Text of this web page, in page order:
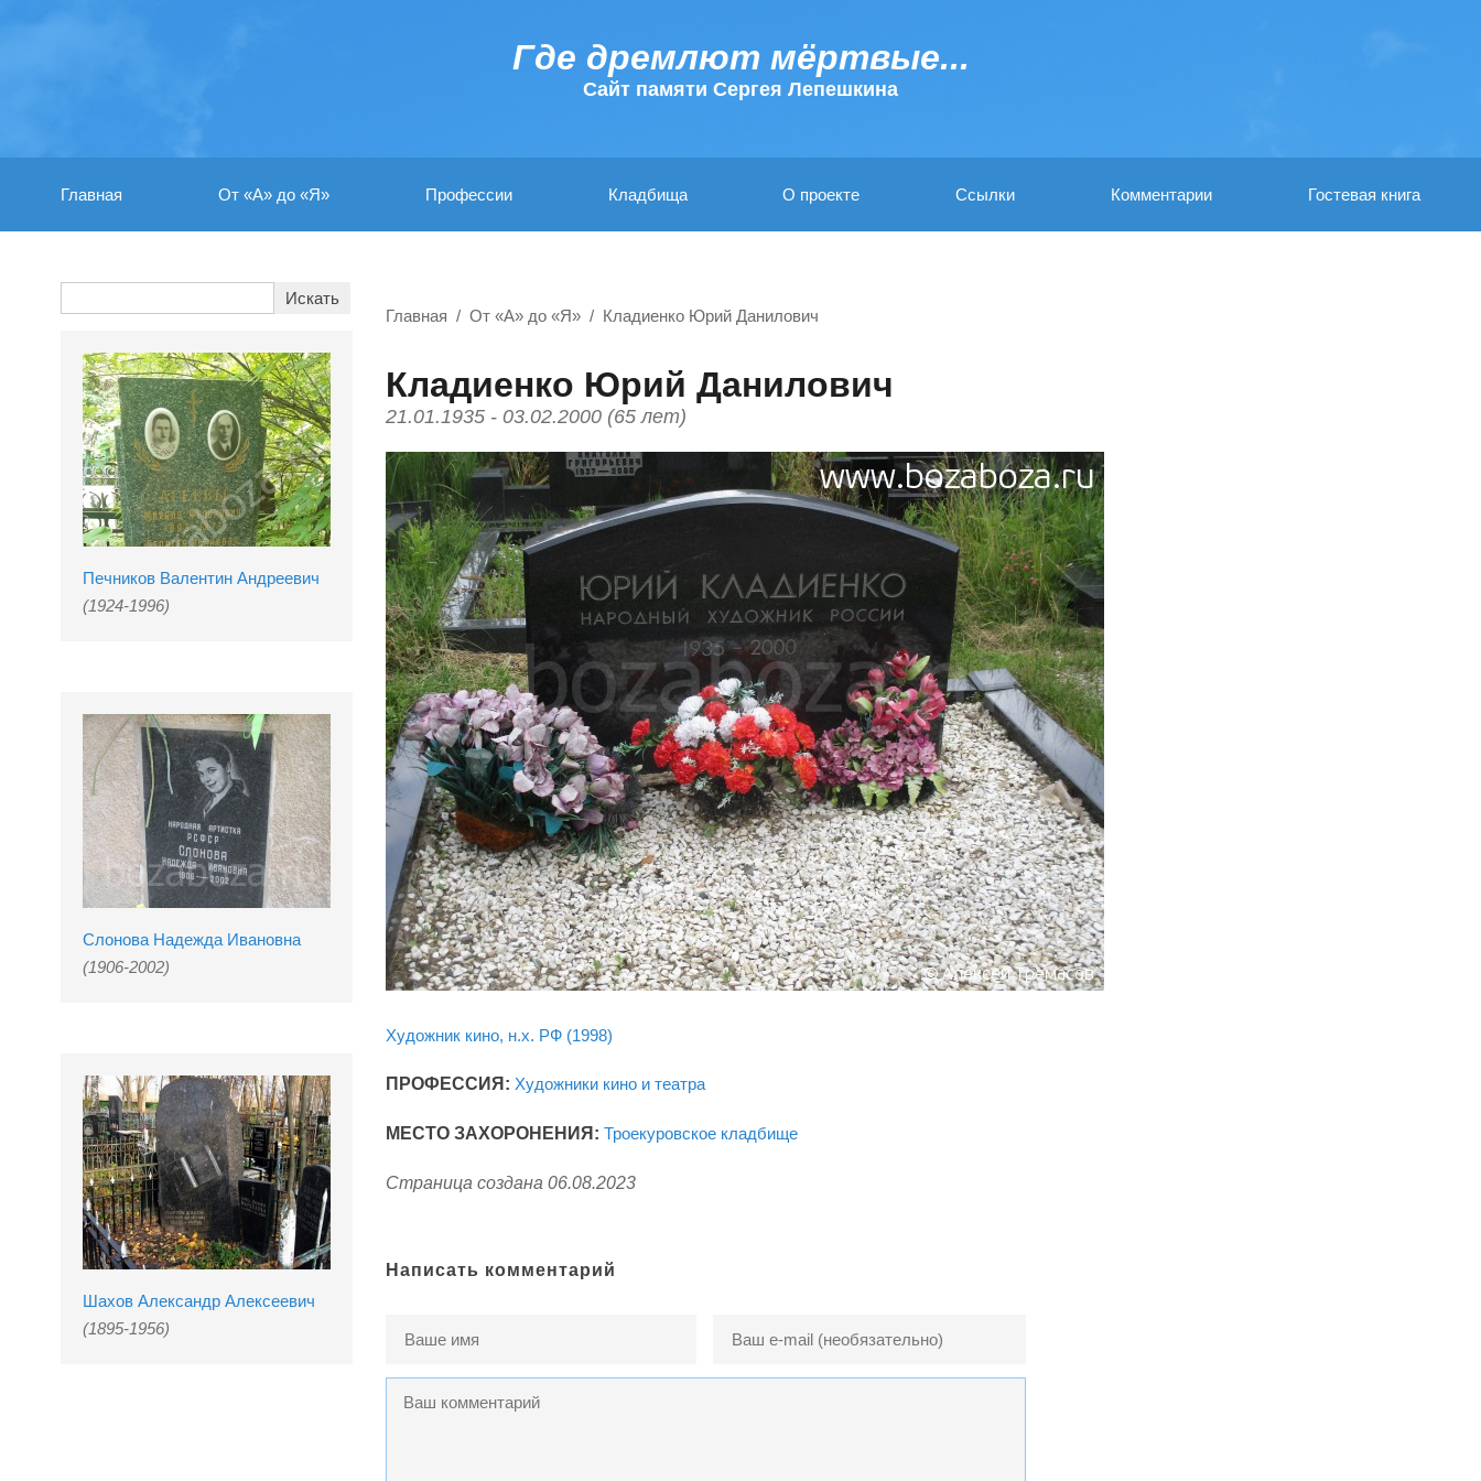
Где дремлют мёртвые...
Cайт памяти Сергея Лепешкина
Главная От «А» до «Я» Профессии Кладбища О проекте Ссылки Комментарии Гостевая книга
Печников Валентин Андреевич
(1924-1996)
Слонова Надежда Ивановна
(1906-2002)
Шахов Александр Алексеевич
(1895-1956)
Главная От «А» до «Я» Кладиенко Юрий Данилович
Кладиенко Юрий Данилович
21.01.1935 - 03.02.2000 (65 лет)
Художник кино, н.х. РФ (1998)
ПРОФЕССИЯ: Художники кино и театра
МЕСТО ЗАХОРОНЕНИЯ: Троекуровское кладбище
Страница создана 06.08.2023
Написать комментарий